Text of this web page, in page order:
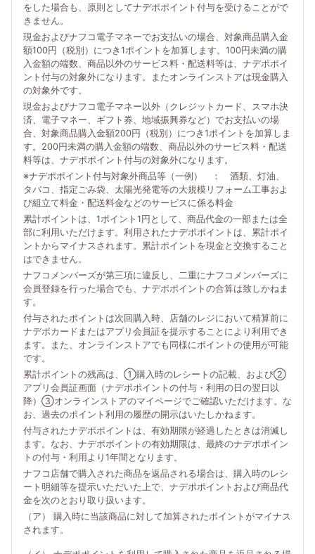
をした場合も、原則としてナデポポイント付与を受けることがで
きません。
現金およびナフコ電子マネーでお支払いの場合、対象商品購入金
額100円（税別）につき1ポイントを加算します。100円未満の購
入金額の端数、商品以外のサービス料・配送料等は、ナデポポイ
ント付与の対象外になります。またオンラインストアは現金購入
の対象外です。
現金およびナフコ電子マネー以外（クレジットカード、スマホ決
済、電子マネー、ギフト券、地域振興券など）でお支払いの場
合、対象商品購入金額200円（税別）につき1ポイントを加算しま
す。200円未満の購入金額の端数、商品以外のサービス料・配送
料等は、ナデポポイント付与の対象外になります。
※ナデポポイント付与対象外商品等（一例） ： 酒類、灯油、
タバコ、指定ごみ袋、太陽光発電等の大規模リフォーム工事およ
び組立て料金・配送料金などのサービスに係る料金
累計ポイントは、1ポイント1円として、商品代金の一部または全
部に利用いただけます。利用されたナデポポイントは、累計ポイ
ントからマイナスされます。累計ポイントを現金と交換すること
はできません。
ナフコメンバーズが第三項に違反し、二重にナフコメンバーズに
会員登録を行った場合でも、ナデポポイントの合算は致しかねま
す。
付与されたポイントは次回購入時、店舗のレジにおいて精算前に
ナデポカードまたはアプリ会員証を提示することにより利用でき
ます。また、オンラインストアでも同様にポイントの使用が可能
です。
累計ポイントの残高は、①購入時のレシートの記載、および②
アプリ会員証画面（ナデポポイントの付与・利用の日の翌日以
降）③オンラインストアのマイページでご確認いただけます。な
お、過去のポイント利用の履歴の開示はいたしかねます。
付与されたナデポポイントは、有効期限が経過したときは消滅し
ます。なお、ナデポポイントの有効期限は、最終のナデポポイン
トの付与・利用より1年間となります。
ナフコ店舗で購入された商品を返品される場合は、購入時のレシ
ート明細等を提示いただいた上で、ナデポポイントおよび商品代
金を次のとおり取り扱います。
（ア） 購入時に当該商品に対して加算されたポイントがマイナス
されます。